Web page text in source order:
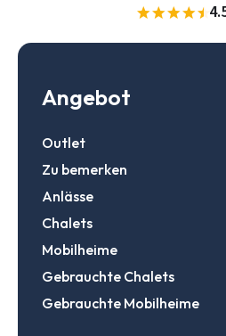
Angebot
Outlet
Zu bemerken
Anlässe
Chalets
Mobilheime
Gebrauchte Chalets
Gebrauchte Mobilheime
Login